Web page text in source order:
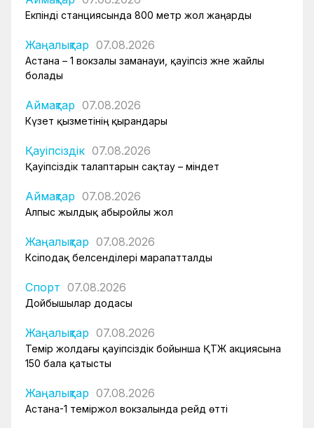
Екпінді станциясында 800 метр жол жаңарды
Жаңалықтар 07.08.2026
Астана – 1 вокзалы заманауи, қауіпсіз және жайлы
болады
Аймақтар 07.08.2026
Күзет қызметінің қырандары
Қауіпсіздік 07.08.2026
Қауіпсіздік талаптарын сақтау – міндет
Аймақтар 07.08.2026
Алпыс жылдық абыройлы жол
Жаңалықтар 07.08.2026
Кәсіподақ белсенділері марапатталды
Спорт 07.08.2026
Дойбышылар додасы
Жаңалықтар 07.08.2026
Темір жолдағы қауіпсіздік бойынша ҚТЖ акциясына
150 бала қатысты
Жаңалықтар 07.08.2026
Астана-1 теміржол вокзалында рейд өтті